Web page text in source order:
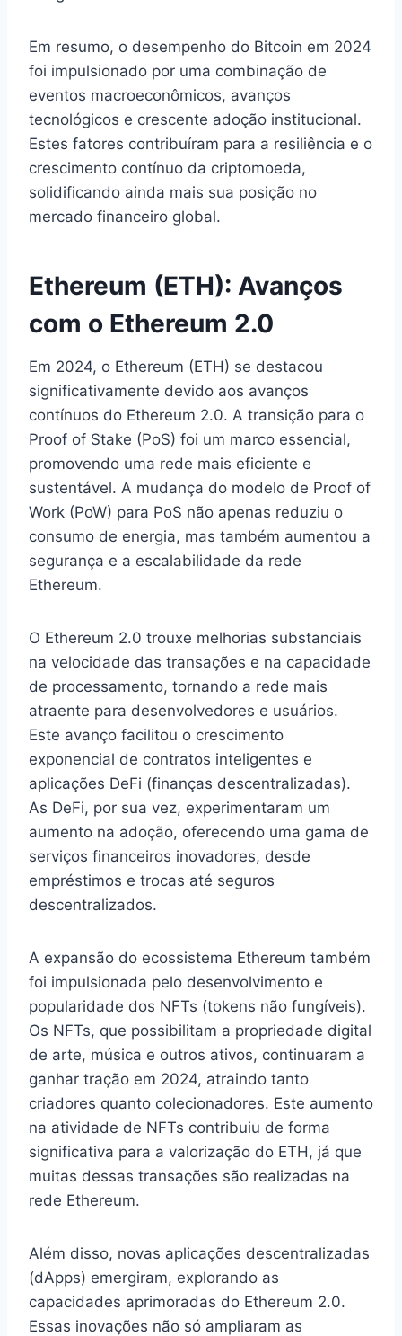
Em resumo, o desempenho do Bitcoin em 2024
foi impulsionado por uma combinação de
eventos macroeconômicos, avanços
tecnológicos e crescente adoção institucional.
Estes fatores contribuíram para a resiliência e o
crescimento contínuo da criptomoeda,
solidificando ainda mais sua posição no
mercado financeiro global.
Ethereum (ETH): Avanços
com o Ethereum 2.0
Em 2024, o Ethereum (ETH) se destacou
significativamente devido aos avanços
contínuos do Ethereum 2.0. A transição para o
Proof of Stake (PoS) foi um marco essencial,
promovendo uma rede mais eficiente e
sustentável. A mudança do modelo de Proof of
Work (PoW) para PoS não apenas reduziu o
consumo de energia, mas também aumentou a
segurança e a escalabilidade da rede
Ethereum.
O Ethereum 2.0 trouxe melhorias substanciais
na velocidade das transações e na capacidade
de processamento, tornando a rede mais
atraente para desenvolvedores e usuários.
Este avanço facilitou o crescimento
exponencial de contratos inteligentes e
aplicações DeFi (finanças descentralizadas).
As DeFi, por sua vez, experimentaram um
aumento na adoção, oferecendo uma gama de
serviços financeiros inovadores, desde
empréstimos e trocas até seguros
descentralizados.
A expansão do ecossistema Ethereum também
foi impulsionada pelo desenvolvimento e
popularidade dos NFTs (tokens não fungíveis).
Os NFTs, que possibilitam a propriedade digital
de arte, música e outros ativos, continuaram a
ganhar tração em 2024, atraindo tanto
criadores quanto colecionadores. Este aumento
na atividade de NFTs contribuiu de forma
significativa para a valorização do ETH, já que
muitas dessas transações são realizadas na
rede Ethereum.
Além disso, novas aplicações descentralizadas
(dApps) emergiram, explorando as
capacidades aprimoradas do Ethereum 2.0.
Essas inovações não só ampliaram as